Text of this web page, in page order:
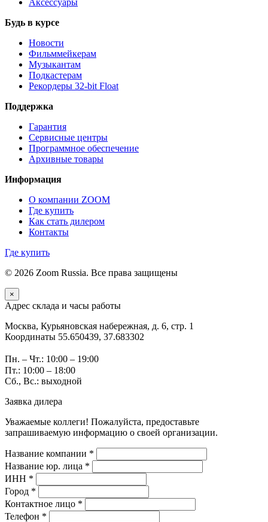
Будь в курсе
Новости
Фильммейкерам
Музыкантам
Подкастерам
Рекордеры 32‑bit Float
Поддержка
Гарантия
Сервисные центры
Программное обеспечение
Архивные товары
Информация
О компании ZOOM
Где купить
Как стать дилером
Контакты
Где купить
© 2026 Zoom Russia. Все права защищены
×
Адрес склада и часы работы
Москва, Курьяновская набережная, д. 6, стр. 1
Координаты 55.650439, 37.683302
Пн. – Чт.: 10:00 – 19:00
Пт.: 10:00 – 18:00
Сб., Вс.: выходной
Заявка дилера
Уважаемые коллеги! Пожалуйста, предоставьте
запрашиваемую информацию о своей организации.
Название компании *
Название юр. лица *
ИНН *
Город *
Контактное лицо *
Телефон *